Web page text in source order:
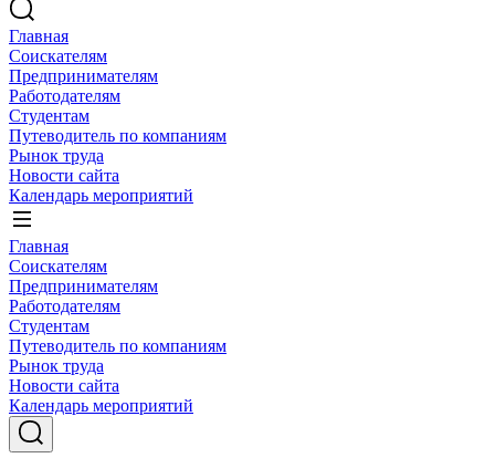
Главная
Соискателям
Предпринимателям
Работодателям
Студентам
Путеводитель по компаниям
Рынок труда
Новости сайта
Календарь мероприятий
Главная
Соискателям
Предпринимателям
Работодателям
Студентам
Путеводитель по компаниям
Рынок труда
Новости сайта
Календарь мероприятий